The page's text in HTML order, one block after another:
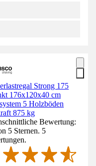
Strong 175
176x120x40 cm
5 Holzböden
875 kg
Bewertung:
5 Sternen. 5